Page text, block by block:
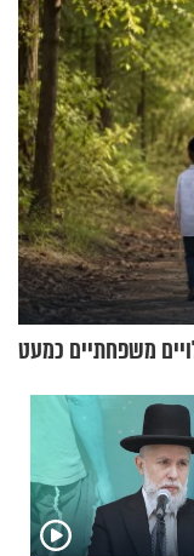
20 רעיונות לבילויים משפחתיים כמעט